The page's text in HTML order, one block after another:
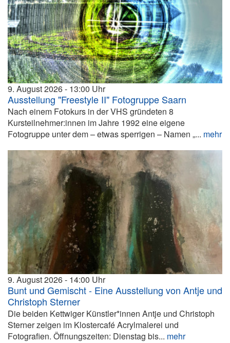
9. August 2026 13:00
Ausstellung "Freestyle II" Fotogruppe Saarn
Nach einem Fotokurs in der VHS gründeten 8
Kursteilnehmer:innen im Jahre 1992 eine eigene
Fotogruppe unter dem – etwas sperrigen – Namen „... mehr
9. August 2026 14:00
Bunt und Gemischt - Eine Ausstellung von Antje und
Christoph Sterner
Die beiden Kettwiger Künstler*innen Antje und Christoph
Sterner zeigen im Klostercafé Acrylmalerei und
Fotografien. Öffnungszeiten: Dienstag bis... mehr